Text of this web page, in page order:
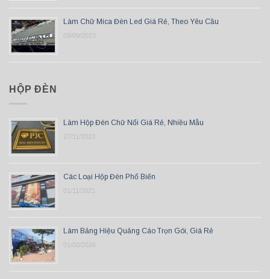
Làm Chữ Mica Đèn Led Giá Rẻ, Theo Yêu Cầu
09/09/2023
HỘP ĐÈN
Làm Hộp Đèn Chữ Nổi Giá Rẻ, Nhiều Mẫu
27/11/2023
Các Loại Hộp Đèn Phổ Biến
01/11/2021
Làm Bảng Hiệu Quảng Cáo Trọn Gói, Giá Rẻ
01/03/2026